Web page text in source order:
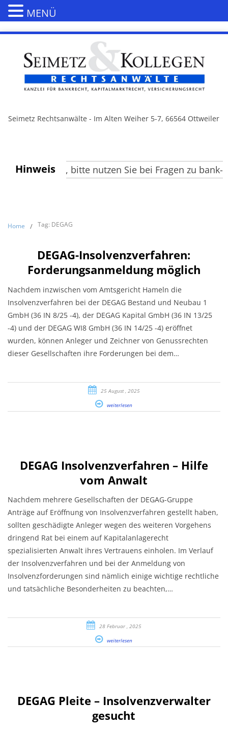
Seimetz Rechtsanwälte - Im Alten Weiher 5-7, 66564 Ottweiler
Hinweis
Besucher, bitte nutzen Sie bei Fragen zu bank-
Home / Tag: DEGAG
DEGAG-Insolvenzverfahren:
Forderungsanmeldung möglich
Nachdem inzwischen vom Amtsgericht Hameln die
Insolvenzverfahren bei der DEGAG Bestand und Neubau 1
GmbH (36 IN 8/25 -4), der DEGAG Kapital GmbH (36 IN 13/25
-4) und der DEGAG WI8 GmbH (36 IN 14/25 -4) eröffnet
wurden, können Anleger und Zeichner von Genussrechten
dieser Gesellschaften ihre Forderungen bei dem…
25 August , 2025
weiterlesen
DEGAG Insolvenzverfahren – Hilfe
vom Anwalt
Nachdem mehrere Gesellschaften der DEGAG-Gruppe
Anträge auf Eröffnung von Insolvenzverfahren gestellt haben,
sollten geschädigte Anleger wegen des weiteren Vorgehens
dringend Rat bei einem auf Kapitalanlagerecht
spezialisierten Anwalt ihres Vertrauens einholen. Im Verlauf
der Insolvenzverfahren und bei der Anmeldung von
Insolvenzforderungen sind nämlich einige wichtige rechtliche
und tatsächliche Besonderheiten zu beachten,…
28 Februar , 2025
weiterlesen
DEGAG Pleite – Insolvenzverwalter
gesucht
MENÜ